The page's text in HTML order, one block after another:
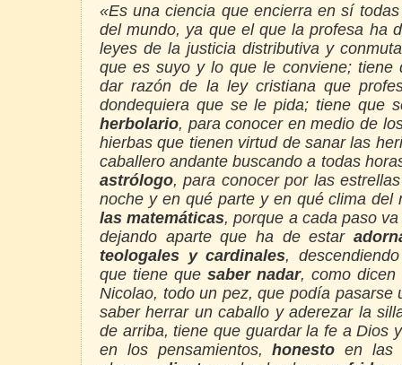
«Es una ciencia que encierra en sí
del mundo, ya que el que la profesa ha
leyes de la justicia distributiva y
que es suyo y lo que le conviene;
dar razón de la ley cristiana que
dondequiera que se le pida; tiene que
herbolario, para conocer en medio de
hierbas que tienen virtud de sanar las
caballero andante buscando a todas
astrólogo, para conocer por las
noche y en qué parte y en qué clima
las matemáticas, porque a cada paso
dejando aparte que ha de estar
teologales y cardinales,
que tiene que saber nadar, como dicen
Nicolao, todo un pez, que podía pasarse
saber herrar un caballo y aderezar la
de arriba, tiene que guardar la fe a Dios
en los pensamientos,honesto en las